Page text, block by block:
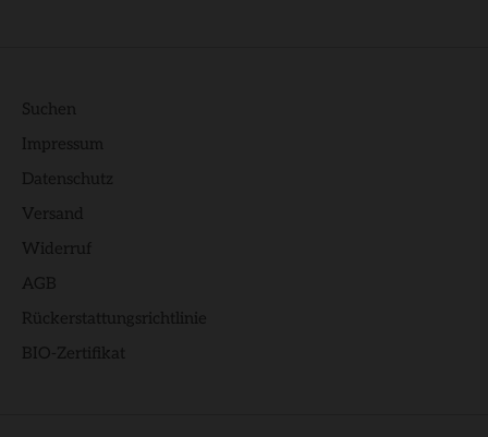
Suchen
Impressum
Datenschutz
Versand
Widerruf
AGB
Rückerstattungsrichtlinie
BIO-Zertifikat